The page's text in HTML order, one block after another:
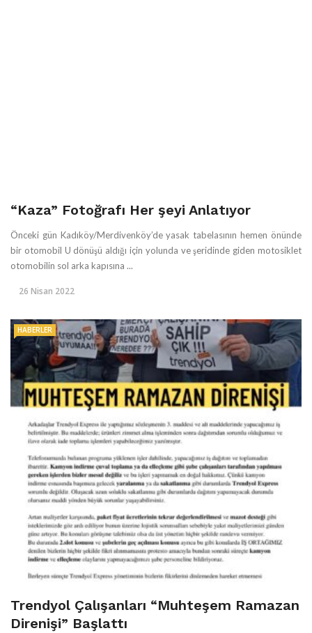
“Kaza” Fotoğrafı Her şeyi Anlatıyor
Önceki gün Kadıköy/Merdivenköy’de yasak tabelasının hemen önünde
bir otomobil U dönüşü aldığı için yolunda ve şeridinde giden motosiklet
otomobilin sol arka kapısına ...
26 Nisan 2022
HABERLER
Trendyol Çalışanları “Muhteşem Ramazan
Direnişi” Başlattı